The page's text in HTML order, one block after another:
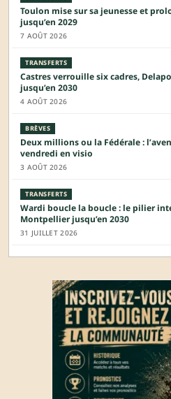
Toulon mise sur sa jeunesse et
jusqu’en 2029
7 AOÛT 2026
TRANSFERTS
Castres verrouille six cadres,
jusqu’en 2030
4 AOÛT 2026
BRÈVES
Deux millions ou la Fédérale :
vendredi en visio
3 AOÛT 2026
TRANSFERTS
Wardi boucle la boucle : le pilier
Montpellier jusqu’en 2030
31 JUILLET 2026